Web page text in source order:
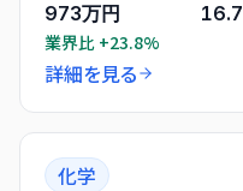
973万円
業界比 +23.8%
16.7
詳細を見る
化学